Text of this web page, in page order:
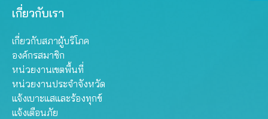
เกี่ยวกับเรา
เกี่ยวกับสภาผู้บริโภค
องค์กรสมาชิก
หน่วยงานเขตพื้นที่
หน่วยงานประจำจังหวัด
แจ้งเบาะแสและร้องทุกข์
แจ้งเตือนภัย